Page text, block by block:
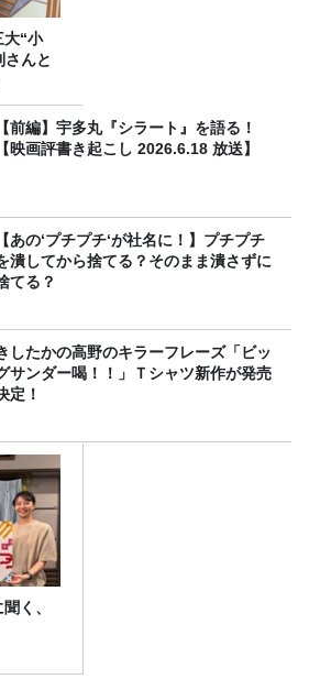
さんと
【前編】宇多丸『シラート』を語る！
【映画評書き起こし 2026.6.18 放送】
【あの‘プチプチ‘が社名に！】プチプチ
潰してから捨てる？そのまま潰さずに
てる？
したかの高野のキラーフレーズ「ビッ
サンダー喝！！」Ｔシャツ新作が発売
定！
く、